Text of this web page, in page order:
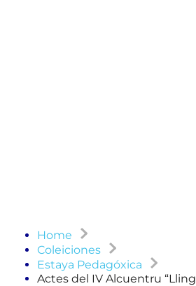
Home
Coleiciones
Estaya Pedagóxica
Actes del IV Alcuentru